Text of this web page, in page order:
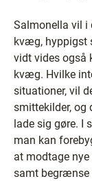
Salmonella vil i
kvæg, hyppigst
vidt vides også
kvæg. Hvilke
situationer, vil
smittekilder, og
lade sig gøre. I
man kan
at modtage
samt begrænse